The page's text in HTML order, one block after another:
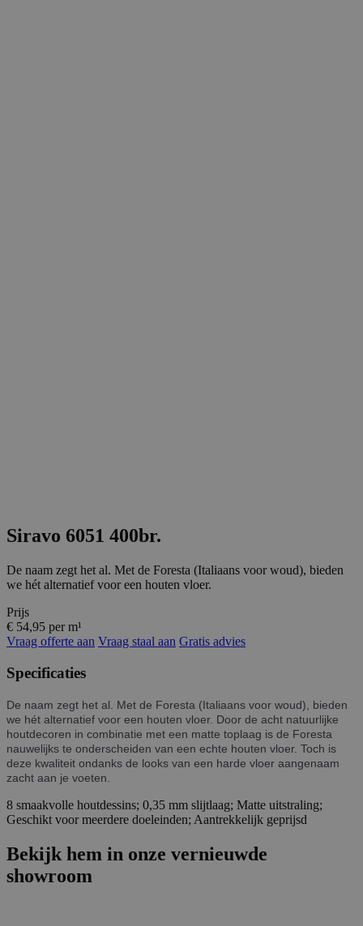
Siravo 6051 400br.
De naam zegt het al. Met de Foresta (Italiaans voor woud), bieden
we hét alternatief voor een houten vloer.
Prijs
€ 54,95 per m¹
Vraag offerte aan Vraag staal aan Gratis advies
Specificaties
De naam zegt het al. Met de Foresta (Italiaans voor woud), bieden
we hét alternatief voor een houten vloer. Door de acht natuurlijke
houtdecoren in combinatie met een matte toplaag is de Foresta
nauwelijks te onderscheiden van een echte houten vloer. Toch is
deze kwaliteit ondanks de looks van een harde vloer aangenaam
zacht aan je voeten.
8 smaakvolle houtdessins; 0,35 mm slijtlaag; Matte uitstraling;
Geschikt voor meerdere doeleinden; Aantrekkelijk geprijsd
Bekijk hem in onze vernieuwde
showroom